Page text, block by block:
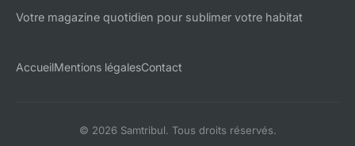
Votre magazine quotidien pour sublimer votre habitat
AccueilMentions légalesContact
© 2026 Samtribul. Tous droits réservés.